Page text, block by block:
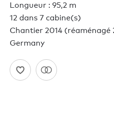
Longueur : 95,2 m
12 dans 7 cabine(s)
Chantier 2014
Germany